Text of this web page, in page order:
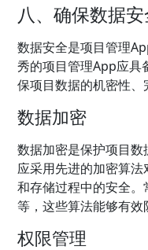
八、确保数据
数据安全是项目管理
秀的项目管理App应具
保项目数据的机密性、
数据加密
数据加密是保护项目
应采用先进的加密算
和存储过程中的安全。
等，这些算法能够有效
权限管理